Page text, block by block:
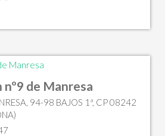
de Manresa
94-98 BAJOS 1ª, CP 08242